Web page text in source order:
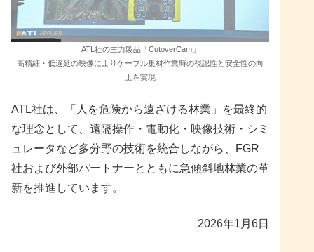
ATL社の主力製品「CutoverCam」
高精細・低遅延の映像によりケーブル集材作業時の視認性と安全性の向
上を実現
ATL社は、「人を危険から遠ざける林業」を最終的
な理念として、遠隔操作・電動化・映像技術・シミ
ュレータなど多分野の技術を統合しながら、FGR
社および外部パートナーとともに急傾斜地林業の革
新を推進しています。
2026年1月6日